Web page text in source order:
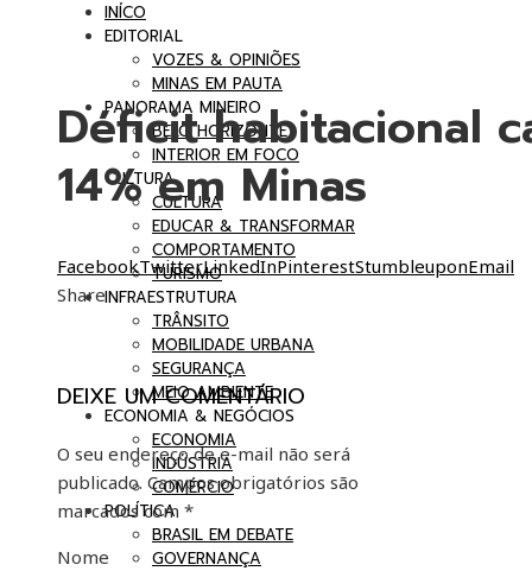
INÍCO
EDITORIAL
VOZES & OPINIÕES
MINAS EM PAUTA
PANORAMA MINEIRO
BELO HORIZONTE
INTERIOR EM FOCO
CULTURA
CULTURA
EDUCAR & TRANSFORMAR
COMPORTAMENTO
TURISMO
INFRAESTRUTURA
TRÂNSITO
MOBILIDADE URBANA
SEGURANÇA
MEIO AMBIENTE
ECONOMIA & NEGÓCIOS
ECONOMIA
INDÚSTRIA
COMÉRCIO
POLÍTICA
BRASIL EM DEBATE
GOVERNANÇA
Déficit habitacional
14% em Minas
FacebookTwitterLinkedInPinterestStumbleuponEmail
Share
DEIXE UM COMENTÁRIO
O seu endereço de e-mail não será
publicado. Campos obrigatórios são
marcados com *
Nome